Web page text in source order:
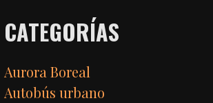
CATEGORÍAS
Aurora Boreal
Autobús urbano